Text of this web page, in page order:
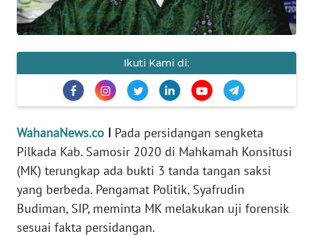
Ikuti Kami di:
WahanaNews.co I Pada persidangan sengketa
Pilkada Kab. Samosir 2020 di Mahkamah Konsitusi
(MK) terungkap ada bukti 3 tanda tangan saksi
yang berbeda. Pengamat Politik, Syafrudin
Budiman, SIP, meminta MK melakukan uji forensik
sesuai fakta persidangan.
SERBA-SERBI
OLAHRAGA
OPINI
EDITORIAL
Informasi